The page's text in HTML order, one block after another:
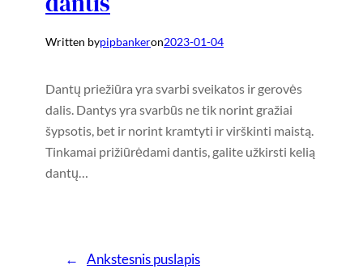
Written bypipbankeron2023-01-04
Dantų priežiūra yra svarbi sveikatos ir gerovės
dalis. Dantys yra svarbūs ne tik norint gražiai
šypsotis, bet ir norint kramtyti ir virškinti maistą.
Tinkamai prižiūrėdami dantis, galite užkirsti kelią
dantų…
←
Ankstesnis puslapis